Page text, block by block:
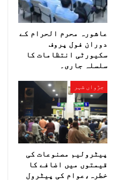
عاشورہ محرم الحرام کے
دوران فول پروف
سکیورٹی انتظامات کا
سلسلہ جاری۔
جڑواں شہر
پیٹرولیم مصنوعات کی
قیمتوں میں اضافے کا
خطرہ،عوام کی پیٹرول